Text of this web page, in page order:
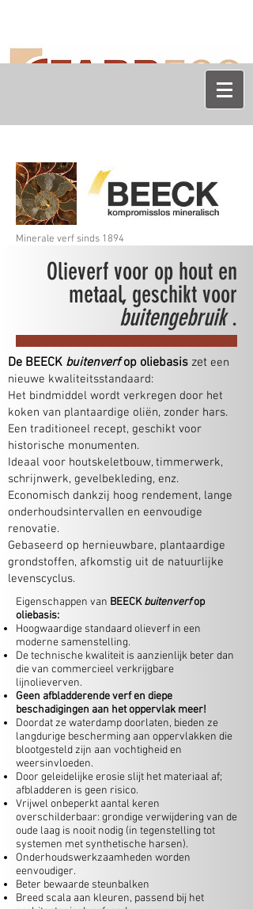
Minerale verf sinds 1894
Olieverf voor op hout en
metaal, geschikt voor
buitengebruik.
De BEECK buitenverf op oliebasis zet een
nieuwe kwaliteitsstandaard:
Het bindmiddel wordt verkregen door het
koken van plantaardige oliën, zonder hars.
Een traditioneel recept, geschikt voor
historische monumenten.
Ideaal voor houtskeletbouw, timmerwerk,
schrijnwerk, gevelbekleding, enz.
Economisch dankzij hoog rendement, lange
onderhoudsintervallen en eenvoudige
renovatie.
Gebaseerd op hernieuwbare, plantaardige
grondstoffen, afkomstig uit de natuurlijke
levenscyclus.
Eigenschappen van BEECKbuitenverfop
oliebasis:
Hoogwaardige standaard olieverf in een
moderne samenstelling.
De technische kwaliteit is aanzienlijk beter dan
die van commercieel verkrijgbare
lijnolieverven.
Geen afbladderende verf en diepe
beschadigingen aan het oppervlak meer!
Doordat ze waterdamp doorlaten, bieden ze
langdurige bescherming aan oppervlakken die
blootgesteld zijn aan vochtigheid en
weersinvloeden.
Door geleidelijke erosie slijt het materiaal af;
afbladderen is geen risico.
Vrijwel onbeperkt aantal keren
overschilderbaar: grondige verwijdering van de
oude laag is nooit nodig (in tegenstelling tot
systemen met synthetische harsen).
Onderhoudswerkzaamheden worden
eenvoudiger.
Beter bewaarde steunbalken
Breed scala aan kleuren, passend bij het